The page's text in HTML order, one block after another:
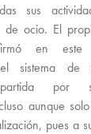
sus
de ocio. El
en
sistema de
por
aunque
pues a